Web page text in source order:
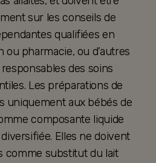
sur les conseils de
qualifiées en
pharmacie, ou d’autres
des soins
Les préparations de
uniquement aux bébés de
composante liquide
Elles ne doivent
comme substitut du lait